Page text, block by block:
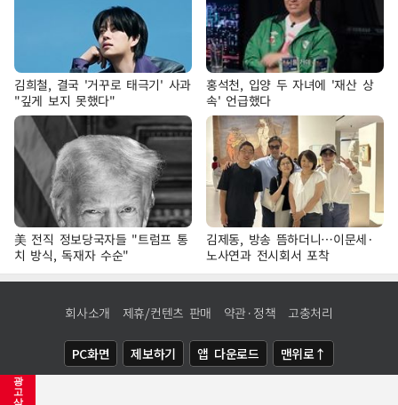
광
고
삭
김희철, 결국 '거꾸로 태극기' 사과
"깊게 보지 못했다"
홍석천, 입양 두 자녀에 '재산 상
속' 언급했다
美 전직 정보당국자들 "트럼프 통
치 방식, 독재자 수순"
김제동, 방송 뜸하더니…이문세·
노사연과 전시회서 포착
회사소개 제휴/컨텐츠 판매 약관·정책 고충처리
PC화면 제보하기 앱 다운로드 맨위로↑